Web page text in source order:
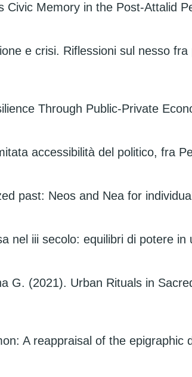
Civic Memory in the Post-Attalid
e crisi. Riflessioni sul nesso
Through Public-Private
accessibilità del politico, fra
past: Neos and Nea for
nel iii secolo: equilibri di potere
G. (2021). Urban Rituals in
A reappraisal of the epigraphic